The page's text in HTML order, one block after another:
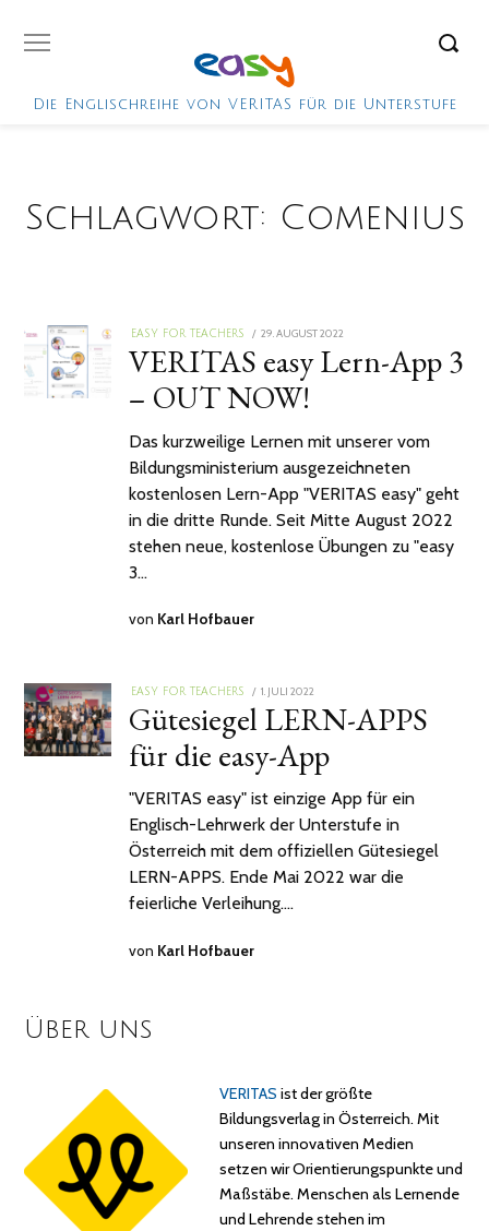
Die Englischreihe von VERITAS für die Unterstufe
Schlagwort: Comenius
EASY FOR TEACHERS
POSTED
29. AUGUST 2022
VERITAS easy Lern-App 3
– OUT NOW!
Das kurzweilige Lernen mit unserer vom
Bildungsministerium ausgezeichneten
kostenlosen Lern-App "VERITAS easy" geht
in die dritte Runde. Seit Mitte August 2022
stehen neue, kostenlose Übungen zu "easy
3…
von Karl Hofbauer
EASY FOR TEACHERS
POSTED
ON
1. JULI 2022
AUGUST
2022
Gütesiegel LERN-APPS
für die easy-App
"VERITAS easy" ist einzige App für ein
Englisch-Lehrwerk der Unterstufe in
Österreich mit dem offiziellen Gütesiegel
LERN-APPS. Ende Mai 2022 war die
feierliche Verleihung.…
von Karl Hofbauer
Über uns
VERITAS ist der größte
Bildungsverlag in Österreich. Mit
unseren innovativen Medien
setzen wir Orientierungspunkte und
Maßstäbe. Menschen als Lernende
und Lehrende stehen im